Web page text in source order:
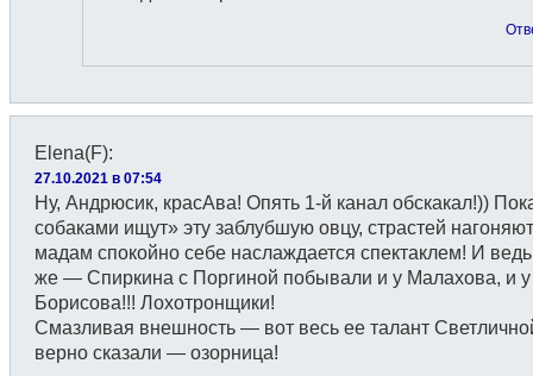
Elena(F):
27.10.2021 в 07:54
Ну, Андрюсик, красАва! Опять 1-й канал обскакал!))
собаками ищут» эту заблубшую овцу, страстей
мадам спокойно себе наслаждается спектаклем! И
же — Спиркина с Поргиной побывали и у Малахова, и у
Борисова!!! Лохотронщики!
Смазливая внешность — вот весь ее талант
верно сказали — озорница!